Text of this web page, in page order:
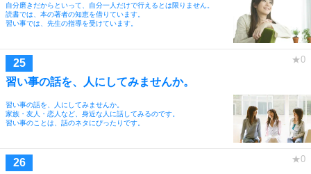
自分磨きだからといって、自分一人だけで行えるとは限りません。
読書では、本の著者の知恵を借りています。
習い事では、先生の指導を受けています。
習い事の話を、人にしてみませんか。
習い事の話を、人にしてみませんか。
家族・友人・恋人など、身近な人に話してみるのです。
習い事のことは、話のネタにぴったりです。